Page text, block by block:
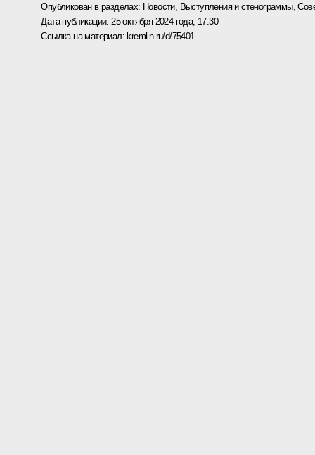
Опубликован в разделах: Новости, Выступления и стенограммы,
Дата публикации: 25 октября 2024 года, 17:30
Ссылка на материал: kremlin.ru/d/75401